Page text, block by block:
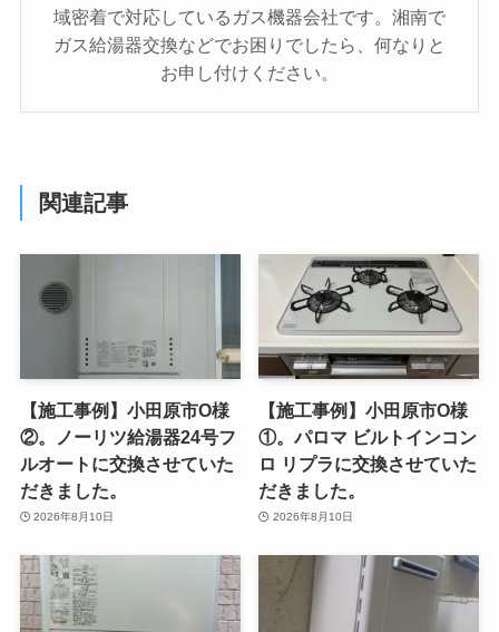
域密着で対応しているガス機器会社です。湘南で
ガス給湯器交換などでお困りでしたら、何なりと
お申し付けください。
関連記事
【施工事例】小田原市O様
②。ノーリツ給湯器24号フ
ルオートに交換させていた
だきました。
2026年8月10日
【施工事例】小田原市O様
①。パロマ ビルトインコン
ロ リプラに交換させていた
だきました。
2026年8月10日